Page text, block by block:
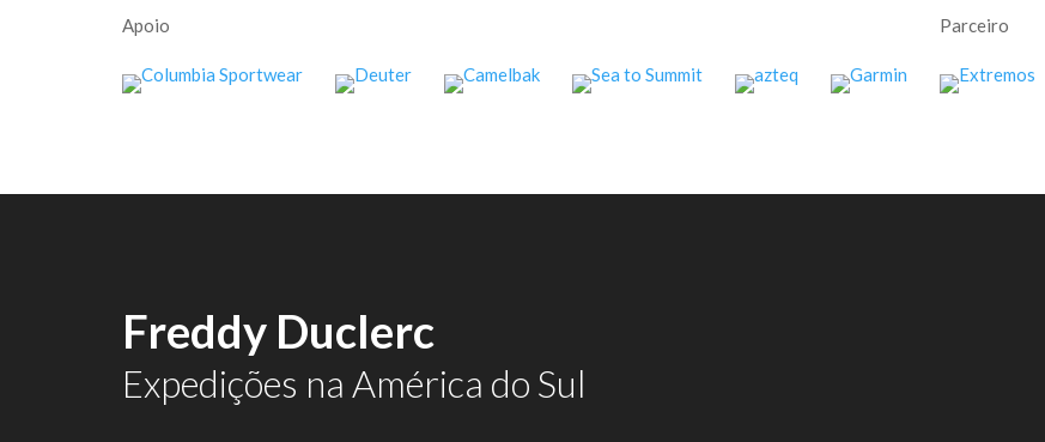
Apoio Parceiro
Freddy Duclerc
Expedições na América do Sul